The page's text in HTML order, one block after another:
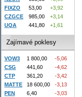
FIXZO
53,00
+3,92
CZGCE
985,00
+3,14
UQA
441,80 +1,61
Zajímavé poklesy
VOW3 1 800,00
-5,06
CSG
441,60
-4,62
CTP
361,20
-3,42
MATTE
18 600,00
-3,13
PEN
6,40 -3,03